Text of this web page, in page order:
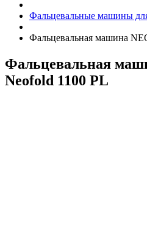
Фальцевальные машины
Фальцевальная машина
Фальцевальная
Neofold 1100 PL